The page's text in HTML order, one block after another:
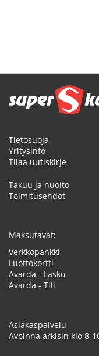
Tietosuoja
Yritysinfo
Tilaa uutiskirje
Takuu ja huolto
Toimitusehdot
Maksutavat:
Verkkopankki
Luottokortti
Avarda - Lasku
Avarda - Tili
Asiakaspalvelu
Avoinna arkisin klo 8-